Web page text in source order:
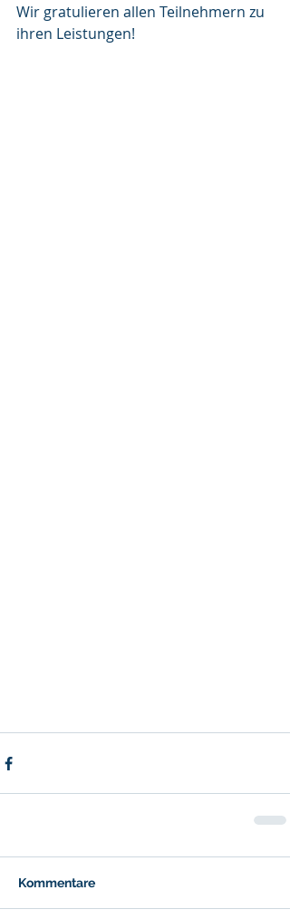
Wir gratulieren allen Teilnehmern zu
ihren Leistungen!
Kommentare